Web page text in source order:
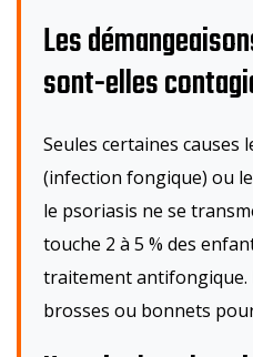
Les
sont-elles
Seules certaines causes
(infection fongique) ou
le psoriasis ne se
touche 2 à 5 % des
traitement antifongique.
brosses ou bonnets